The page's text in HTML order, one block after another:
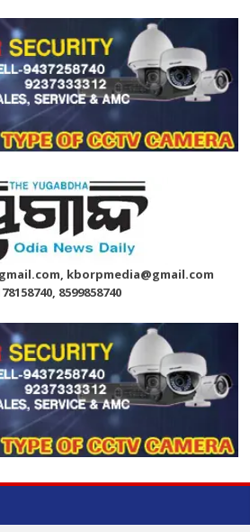
kborpmedia@gmail.com
8599858740